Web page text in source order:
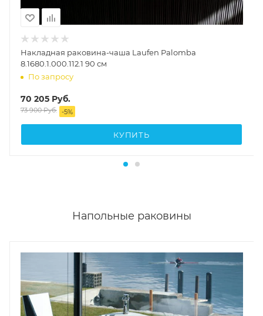
Накладная раковина-чаша Laufen Palomba
8.1680.1.000.112.1 90 см
По запросу
70 205 Руб.
73 900Руб. -5%
КУПИТЬ
Напольные раковины